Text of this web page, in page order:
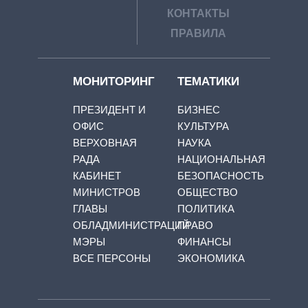
КОНТАКТЫ
ПРАВИЛА
МОНИТОРИНГ
ПРЕЗИДЕНТ И
ОФИС
ВЕРХОВНАЯ
РАДА
КАБИНЕТ
МИНИСТРОВ
ГЛАВЫ
ОБЛАДМИНИСТРАЦИЙ
МЭРЫ
ВСЕ ПЕРСОНЫ
ТЕМАТИКИ
БИЗНЕС
КУЛЬТУРА
НАУКА
НАЦИОНАЛЬНАЯ
БЕЗОПАСНОСТЬ
ОБЩЕСТВО
ПОЛИТИКА
ПРАВО
ФИНАНСЫ
ЭКОНОМИКА